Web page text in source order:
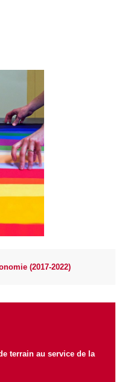
(2017-2022)
terrain au service de la